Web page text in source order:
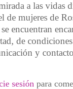
a las vidas
de mujeres de
encuentran
de
y
Despidiéndonos
sesión para